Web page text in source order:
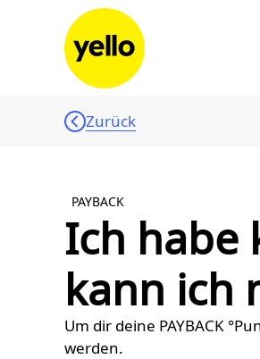
Zum Inhalt springen
Zurück
PAYBACK
Ich habe
kann ich
Um dir deine PAYBACK
werden.